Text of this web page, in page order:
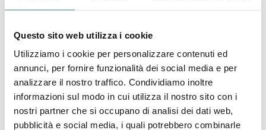
Questo sito web utilizza i cookie
Utilizziamo i cookie per personalizzare contenuti ed
annunci, per fornire funzionalità dei social media e per
analizzare il nostro traffico. Condividiamo inoltre
informazioni sul modo in cui utilizza il nostro sito con i
nostri partner che si occupano di analisi dei dati web,
pubblicità e social media, i quali potrebbero combinarle
VIDEOS
CUSTOMERS SERVICE